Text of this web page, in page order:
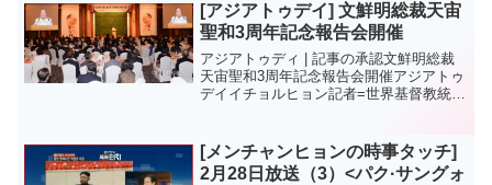
[アジアトゥデイ] 文鮮明総裁天宙
聖和3周年記念報告会開催
アジアトゥディ | 記事の承認文鮮明総裁
天宙聖和3周年記念報告会開催アジアトゥ
デイイチョルヒョン記者=世界基督教統一
スタルボールルームで「文鮮明天地人真
の父母天宙聖...
[メンチャンヒョンの時事タッチ]
2月28日放送（3）<パク·サングォ